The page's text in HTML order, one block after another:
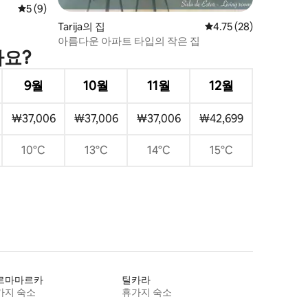
평점 5점(5점 만점), 후기 9개
5 (9)
Tarija의 집
평점 4.75점(5점 만점
4.75 (28)
아름다운 아파트 타입의 작은 집
?
9월 10월 11월 12월
₩37,006 ₩37,006 ₩37,006 ₩42,699
10°C 13°C 14°C 15°C
마마르카
지 숙소
틸카라
휴가지 숙소